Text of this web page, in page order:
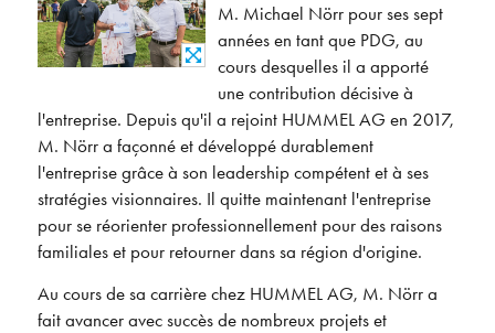
M. Michael Nörr pour ses sept
années en tant que PDG, au
cours desquelles il a apporté
une contribution décisive à
l'entreprise. Depuis qu'il a rejoint HUMMEL AG en 2017,
M. Nörr a façonné et développé durablement
l'entreprise grâce à son leadership compétent et à ses
stratégies visionnaires. Il quitte maintenant l'entreprise
pour se réorienter professionnellement pour des raisons
familiales et pour retourner dans sa région d'origine.
Au cours de sa carrière chez HUMMEL AG, M. Nörr a
fait avancer avec succès de nombreux projets et